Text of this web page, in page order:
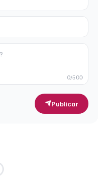
0/500
Publicar